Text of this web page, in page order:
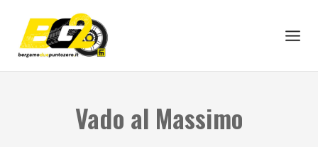
content
Vado al Massimo